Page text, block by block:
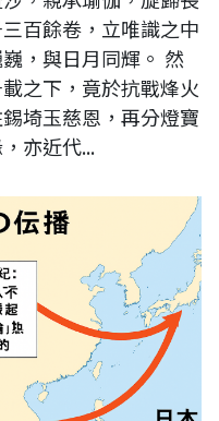
百餘卷，立唯識之中
，與日月同輝。 然
之下，竟於抗戰烽火
埼玉慈恩，再分燈寶
亦近代...